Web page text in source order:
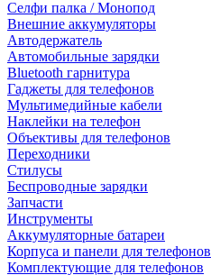
Селфи палка / Монопод
Внешние аккумуляторы
Автодержатель
Автомобильные зарядки
Bluetooth гарнитура
Гаджеты для телефонов
Мультимедийные кабели
Наклейки на телефон
Объективы для телефонов
Переходники
Стилусы
Беспроводные зарядки
Запчасти
Инструменты
Аккумуляторные батареи
Корпуса и панели для телефонов
Комплектующие для телефонов